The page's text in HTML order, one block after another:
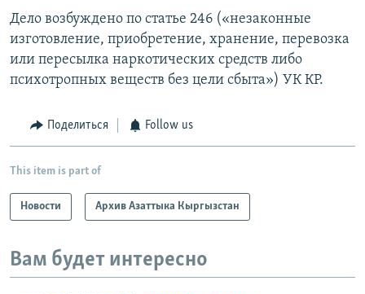
Дело возбуждено по статье 246 («незаконные
изготовление, приобретение, хранение, перевозка
или пересылка наркотических средств либо
психотропных веществ без цели сбыта») УК КР.
Поделиться Follow us
This item is part of
Новости Архив Азаттыка Кыргызстан
Вам будет интересно